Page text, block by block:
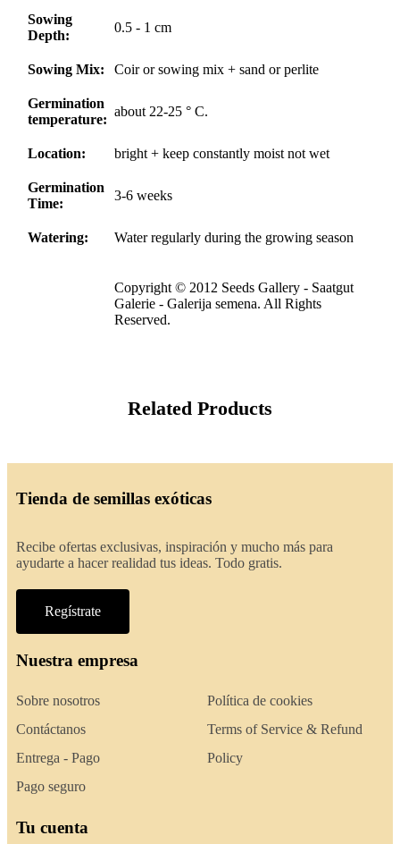
Sowing
Depth:
0.5 - 1 cm
Sowing Mix: Coir or sowing mix + sand or perlite
Germination
temperature:
about 22-25 ° C.
Location: bright + keep constantly moist not wet
Germination
Time:
3-6 weeks
Watering: Water regularly during the growing season
Copyright © 2012 Seeds Gallery - Saatgut
Galerie - Galerija semena. All Rights
Reserved.
Related Products
Tienda de semillas exóticas
Recibe ofertas exclusivas, inspiración y mucho más para
ayudarte a hacer realidad tus ideas. Todo gratis.
Regístrate
Nuestra empresa
Sobre nosotros
Contáctanos
Entrega - Pago
Pago seguro
Política de cookies
Terms of Service & Refund
Policy
Tu cuenta